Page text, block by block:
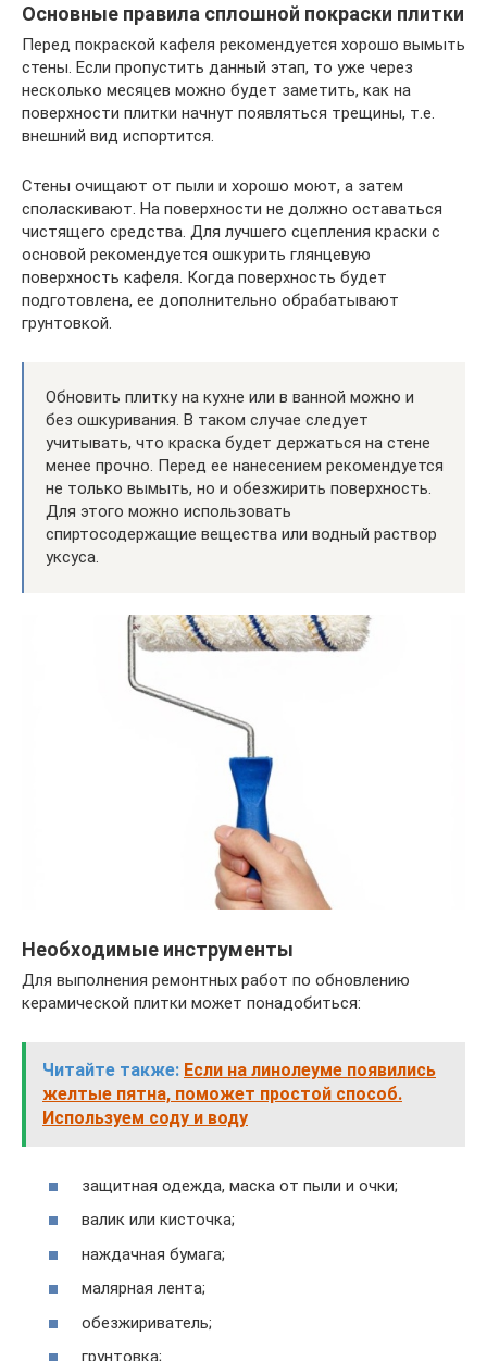
Основные правила сплошной покраски плитки
Перед покраской кафеля рекомендуется хорошо вымыть
стены. Если пропустить данный этап, то уже через
несколько месяцев можно будет заметить, как на
поверхности плитки начнут появляться трещины, т.е.
внешний вид испортится.
Стены очищают от пыли и хорошо моют, а затем
споласкивают. На поверхности не должно оставаться
чистящего средства. Для лучшего сцепления краски с
основой рекомендуется ошкурить глянцевую
поверхность кафеля. Когда поверхность будет
подготовлена, ее дополнительно обрабатывают
грунтовкой.
Обновить плитку на кухне или в ванной можно и
без ошкуривания. В таком случае следует
учитывать, что краска будет держаться на стене
менее прочно. Перед ее нанесением рекомендуется
не только вымыть, но и обезжирить поверхность.
Для этого можно использовать
спиртосодержащие вещества или водный раствор
уксуса.
Необходимые инструменты
Для выполнения ремонтных работ по обновлению
керамической плитки может понадобиться:
Читайте также: Если на линолеуме появились
желтые пятна, поможет простой способ.
Используем соду и воду
защитная одежда, маска от пыли и очки;
валик или кисточка;
наждачная бумага;
малярная лента;
обезжириватель;
грунтовка;